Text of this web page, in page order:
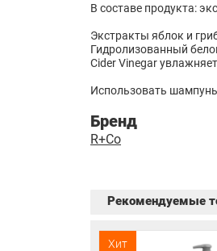
В составе продукта:
Экстракты яблок и
Гидролизованный
Cider Vinegar
Использовать
Бренд
R+Co
Рекомендуемые
Хит